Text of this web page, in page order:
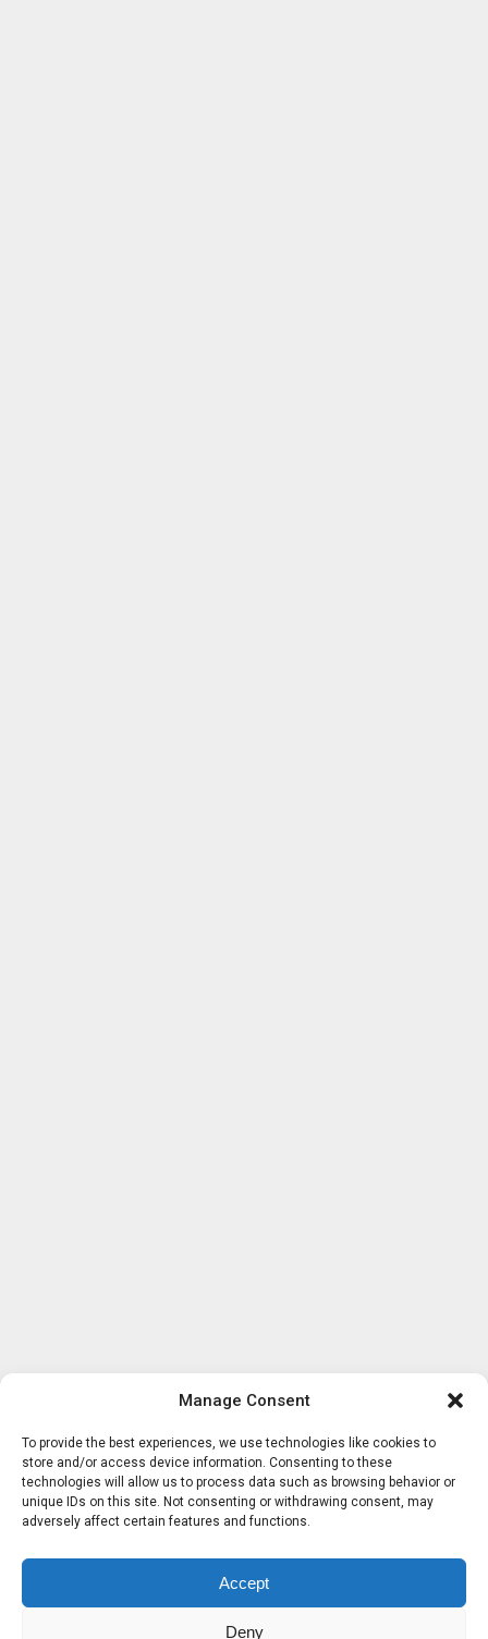
Manage Consent
To provide the best experiences, we use technologies like cookies to
store and/or access device information. Consenting to these
technologies will allow us to process data such as browsing behavior or
unique IDs on this site. Not consenting or withdrawing consent, may
adversely affect certain features and functions.
Accept
Deny